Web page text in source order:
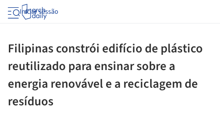
Iniciar sessão
Filipinas constrói edifício de plástico
reutilizado para ensinar sobre a
energia renovável e a reciclagem de
resíduos